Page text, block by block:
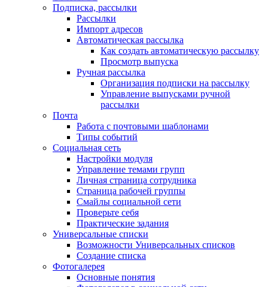
Подписка, рассылки
Рассылки
Импорт адресов
Автоматическая рассылка
Как создать автоматическую рассылку
Просмотр выпуска
Ручная рассылка
Организация подписки на рассылку
Управление выпусками ручной
рассылки
Почта
Работа с почтовыми шаблонами
Типы событий
Социальная сеть
Настройки модуля
Управление темами групп
Личная страница сотрудника
Страница рабочей группы
Смайлы социальной сети
Проверьте себя
Практические задания
Универсальные списки
Возможности Универсальных списков
Создание списка
Фотогалерея
Основные понятия